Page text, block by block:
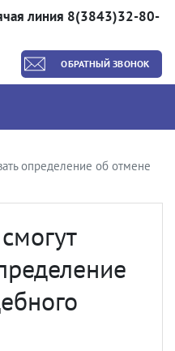
линия 8(3843)32-80-
ОБРАТНЫЙ ЗВОНОК
определение об отмене